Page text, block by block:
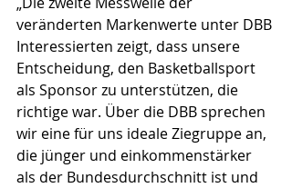
veränderten Markenwerte unter DBB
Interessierten zeigt, dass unsere
Entscheidung, den Basketballsport
als Sponsor zu unterstützen, die
richtige war. Über die DBB sprechen
wir eine für uns ideale Ziegruppe an,
die jünger und einkommenstärker
als der Bundesdurchschnitt ist und